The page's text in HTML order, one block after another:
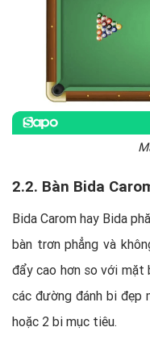
2.2. Bàn Bida
Bida Carom hay Bida
bàn trơn phẳng và
đẩy cao hơn so với mặt
các đường đánh bi đẹp
hoặc 2 bi mục tiêu.